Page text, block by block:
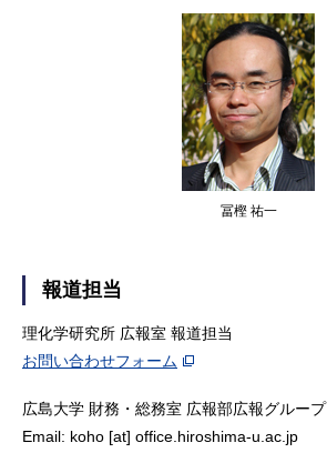
冨樫 祐一
報道担当
理化学研究所 広報室 報道担当
お問い合わせフォーム
広島大学 財務・総務室 広報部広報グループ
Email: koho [at] office.hiroshima-u.ac.jp